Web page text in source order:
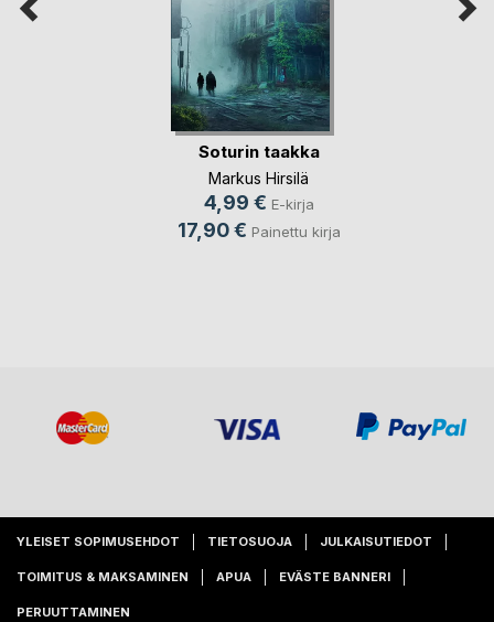
Soturin taakka
Markus Hirsilä
4,99 € E-kirja
17,90 € Painettu kirja
YLEISET SOPIMUSEHDOT TIETOSUOJA JULKAISUTIEDOT
TOIMITUS & MAKSAMINEN APUA EVÄSTE BANNERI
PERUUTTAMINEN